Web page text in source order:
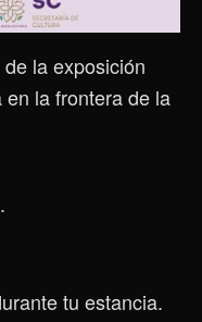
la exposición
la frontera de la
tu estancia.